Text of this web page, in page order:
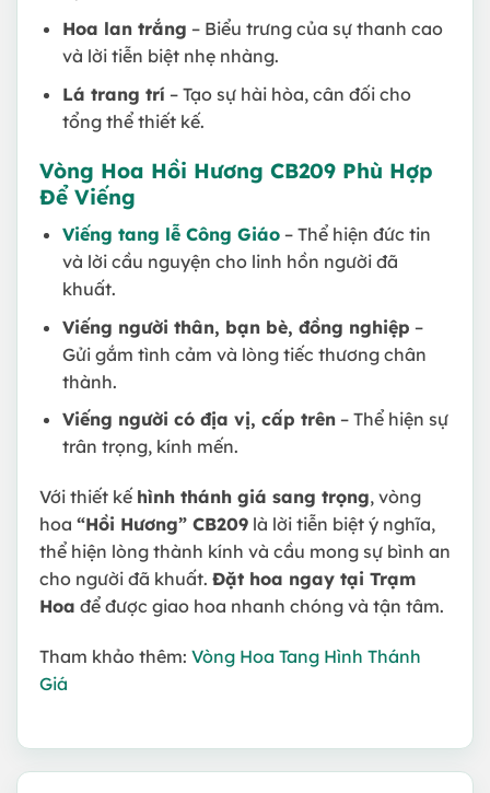
Hoa lan trắng – Biểu trưng của sự thanh cao
và lời tiễn biệt nhẹ nhàng.
Lá trang trí – Tạo sự hài hòa, cân đối cho
tổng thể thiết kế.
Vòng Hoa Hồi Hương CB209 Phù Hợp
Để Viếng
Viếng tang lễ Công Giáo– Thể hiện đức tin
và lời cầu nguyện cho linh hồn người đã
khuất.
Viếng người thân, bạn bè, đồng nghiệp –
Gửi gắm tình cảm và lòng tiếc thương chân
thành.
Viếng người có địa vị, cấp trên– Thể hiện sự
trân trọng, kính mến.
Với thiết kế hình thánh giá sang trọng, vòng
hoa “Hồi Hương” CB209 là lời tiễn biệt ý nghĩa,
thể hiện lòng thành kính và cầu mong sự bình an
cho người đã khuất. Đặt hoa ngay tại Trạm
Hoa để được giao hoa nhanh chóng và tận tâm.
Tham khảo thêm: Vòng Hoa Tang Hình Thánh
Giá